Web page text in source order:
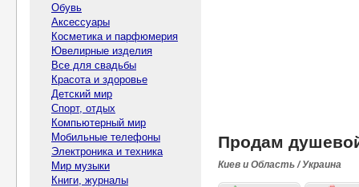
Обувь
Аксессуары
Косметика и парфюмерия
Ювелирные изделия
Все для свадьбы
Красота и здоровье
Детский мир
Спорт, отдых
Компьютерный мир
Мобильные телефоны
Электроника и техника
Мир музыки
Книги, журналы
Продам
Киев и Область / Украина